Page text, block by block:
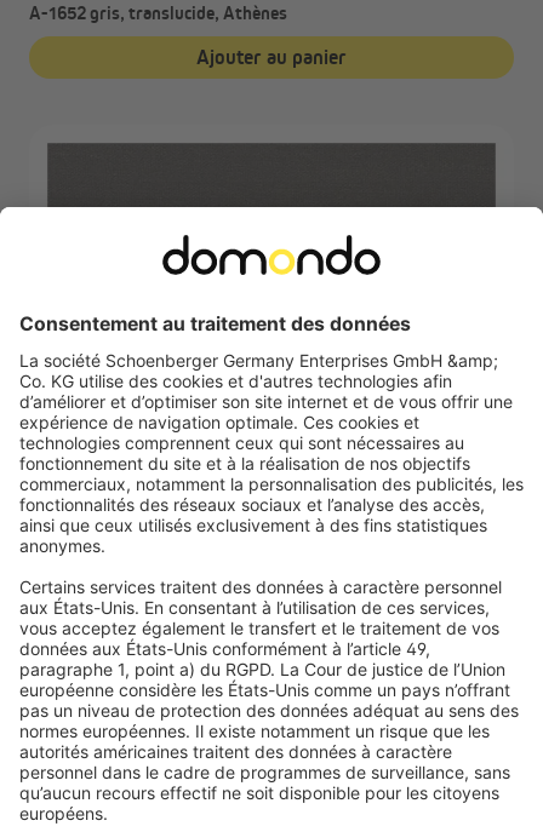
A-1652 gris, translucide, Athènes
Ajouter au panier
VICTORIA M
Échantillon tissu pour store enrouleur sur mesure
A-1653 gris, translucide, Athènes
Ajouter au panier